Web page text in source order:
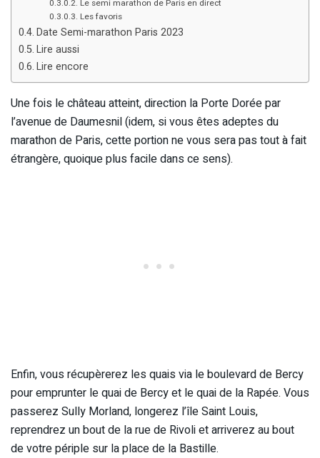
Le semi marathon de Paris en direct
Les favoris
Date Semi-marathon Paris 2023
Lire aussi
Lire encore
Une fois le château atteint, direction la Porte Dorée par
l’avenue de Daumesnil (idem, si vous êtes adeptes du
marathon de Paris, cette portion ne vous sera pas tout à fait
étrangère, quoique plus facile dans ce sens).
Enfin, vous récupèrerez les quais via le boulevard de Bercy
pour emprunter le quai de Bercy et le quai de la Rapée. Vous
passerez Sully Morland, longerez l’île Saint Louis,
reprendrez un bout de la rue de Rivoli et arriverez au bout
de votre périple sur la place de la Bastille.